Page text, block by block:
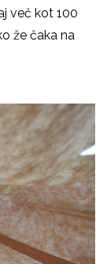
več kot 100
že čaka na